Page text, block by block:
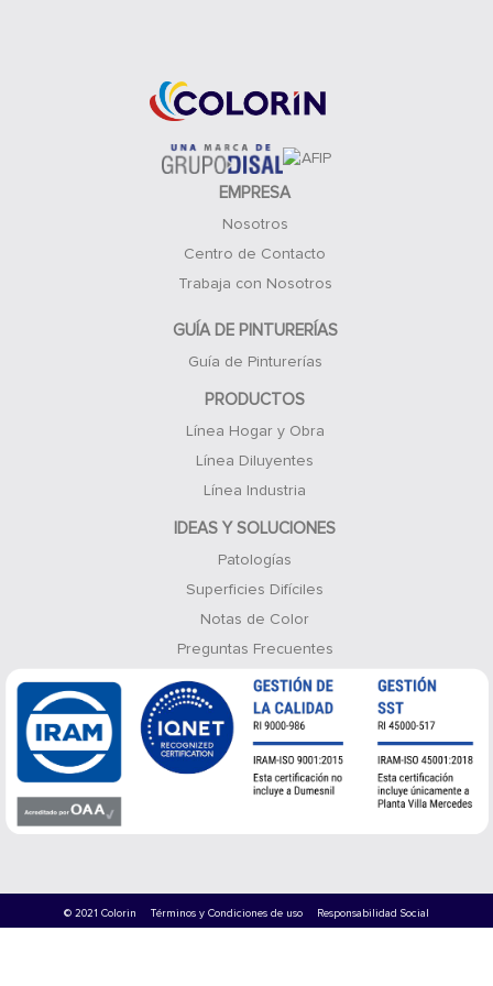
EMPRESA
Nosotros
Centro de Contacto
Trabaja con Nosotros
GUÍA DE PINTURERÍAS
Guía de Pinturerías
PRODUCTOS
Línea Hogar y Obra
Línea Diluyentes
Línea Industria
IDEAS Y SOLUCIONES
Patologías
Superficies Difíciles
Notas de Color
Preguntas Frecuentes
© 2021 Colorin Términos y Condiciones de uso Responsabilidad Social